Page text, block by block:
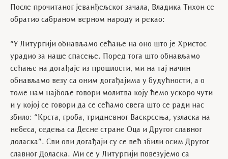
После прочитаног јеванђељског зачала, Владика Тихон се
обратио сабраном верном народу и рекао:
“У Литургији обнављамо сећање на оно што је Христос
урадио за наше спасење. Поред тога што обнављамо
сећање на догађаје из прошлости, ми на тај начин
обнављамо везу са оним догађајима у будућности, а о
томе нам најбоље говори молитва коју ћемо ускоро чути
и у којој се говори да се сећамо свега што се ради нас
збило: “Крста, гроба, тридневног Васкрсења, узласка на
небеса, седења са Десне стране Оца и Другог славног
доласка”. Сви ови догађаји су се већ збили осим Другог
славног Доласка. Ми се у Литургији повезујемо са